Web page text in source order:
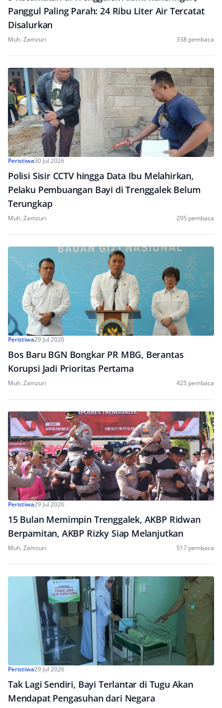
Panggul Paling Parah: 24 Ribu Liter Air Tercatat
Disalurkan
Muh. Zamzuri 338 pembaca
Peristiwa30 Jul 2026
Polisi Sisir CCTV hingga Data Ibu Melahirkan,
Pelaku Pembuangan Bayi di Trenggalek Belum
Terungkap
Muh. Zamzuri 295 pembaca
Peristiwa29 Jul 2026
Bos Baru BGN Bongkar PR MBG, Berantas
Korupsi Jadi Prioritas Pertama
Muh. Zamzuri 425 pembaca
Peristiwa29 Jul 2026
15 Bulan Memimpin Trenggalek, AKBP Ridwan
Berpamitan, AKBP Rizky Siap Melanjutkan
Muh. Zamzuri 517 pembaca
Peristiwa29 Jul 2026
Tak Lagi Sendiri, Bayi Terlantar di Tugu Akan
Mendapat Pengasuhan dari Negara